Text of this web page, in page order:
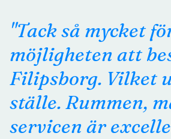
"Tack så mycket
möjligheten att
Filipsborg. Vilket
ställe. Rummen,
servicen är